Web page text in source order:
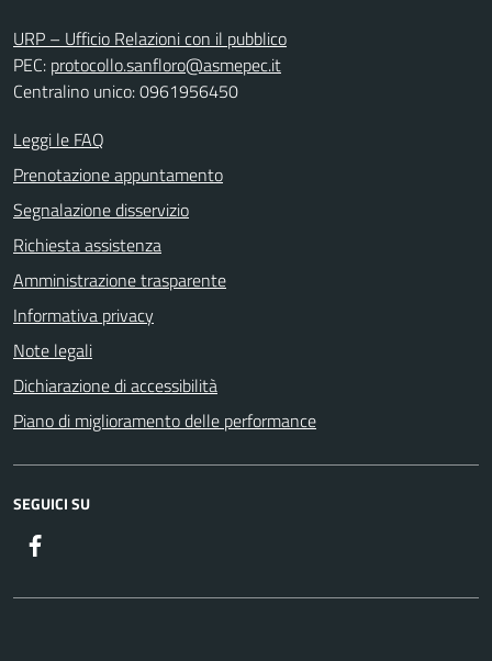
URP – Ufficio Relazioni con il pubblico
PEC: protocollo.sanfloro@asmepec.it
Centralino unico: 0961956450
Leggi le FAQ
Prenotazione appuntamento
Segnalazione disservizio
Richiesta assistenza
Amministrazione trasparente
Informativa privacy
Note legali
Dichiarazione di accessibilità
Piano di miglioramento delle performance
SEGUICI SU